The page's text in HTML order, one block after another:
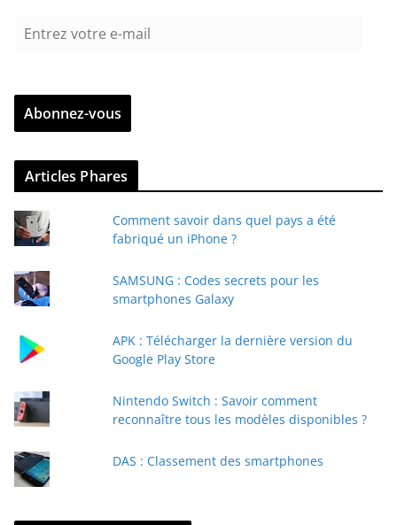
r
z
v
r
e
e
-
a
Abonnez-vous
Articles Phares
Comment savoir dans quel pays a été
fabriqué un iPhone ?
SAMSUNG : Codes secrets pour les
smartphones Galaxy
APK : Télécharger la dernière version du
Google Play Store
Nintendo Switch : Savoir comment
reconnaître tous les modèles disponibles ?
DAS : Classement des smartphones